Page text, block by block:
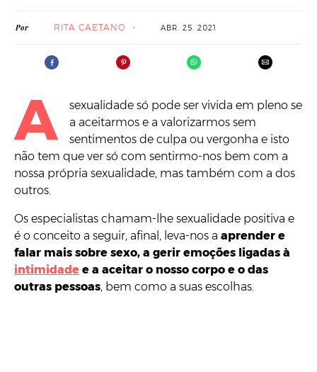
Por RITA CAETANO ABR. 25. 2021
A
sexualidade só pode ser vivida em pleno se
a aceitarmos e a valorizarmos sem
sentimentos de culpa ou vergonha e isto
não tem que ver só com sentirmo-nos bem com a
nossa própria sexualidade, mas também com a dos
outros.
Os especialistas chamam-lhe sexualidade positiva e
é o conceito a seguir, afinal, leva-nos a aprender e
falar mais sobre sexo, a gerir emoções ligadas à
intimidade e a aceitar o nosso corpo e o das
outras pessoas, bem como a suas escolhas.